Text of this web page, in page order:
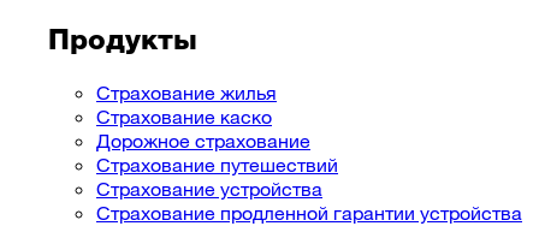
Продукты
Страхование жилья
Страхование каско
Дорожное страхование
Страхование путешествий
Страхование устройства
Страхование продленной гарантии устройства